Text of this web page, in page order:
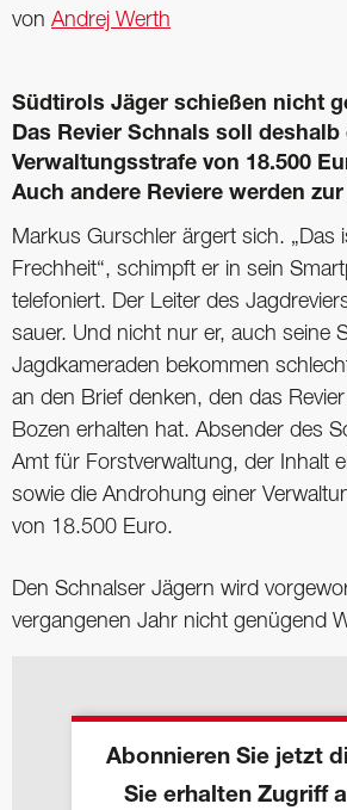
von Andrej Werth
Südtirols Jäger schießen nicht
Das Revier Schnals soll
Verwaltungsstrafe von 18.500
Auch andere Reviere werden
Markus Gurschler ärgert sich. „Das
Frechheit“, schimpft er in sein
telefoniert. Der Leiter des
sauer. Und nicht nur er, auch seine
Jagdkameraden bekommen
an den Brief denken, den das
Bozen erhalten hat. Absender des
Amt für Forstverwaltung, der Inhalt
sowie die Androhung einer
von 18.500 Euro.
Den Schnalser Jägern wird
vergangenen Jahr nicht genügend
Abonnieren Sie jetzt
Sie erhalten Zugriff